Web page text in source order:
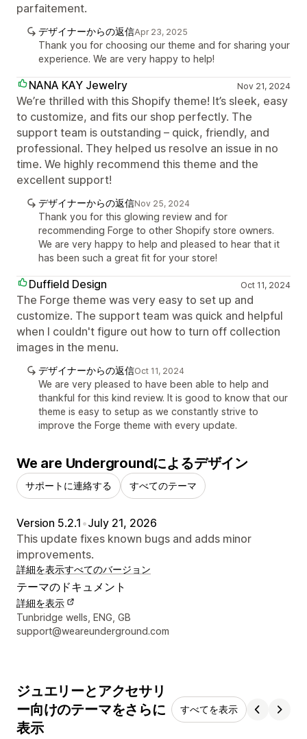
parfaitement.
デザイナーからの返信Apr 23, 2025
Thank you for choosing our theme and for sharing your
experience. We are very happy to help!
NANA KAY Jewelry Nov 21, 2024
We’re thrilled with this Shopify theme! It’s sleek, easy
to customize, and fits our shop perfectly. The
support team is outstanding – quick, friendly, and
professional. They helped us resolve an issue in no
time. We highly recommend this theme and the
excellent support!
デザイナーからの返信Nov 25, 2024
Thank you for this glowing review and for
recommending Forge to other Shopify store owners.
We are very happy to help and pleased to hear that it
has been such a great fit for your store!
Duffield Design Oct 11, 2024
The Forge theme was very easy to set up and
customize. The support team was quick and helpful
when I couldn't figure out how to turn off collection
images in the menu.
デザイナーからの返信Oct 11, 2024
We are very pleased to have been able to help and
thankful for this kind review. It is good to know that our
theme is easy to setup as we constantly strive to
improve the Forge theme with every update.
We are Undergroundによるデザイン
サポートに連絡する すべてのテーマ
Version 5.2.1 •July 21, 2026
This update fixes known bugs and adds minor
improvements.
詳細を表示すべてのバージョン
テーマのドキュメント
詳細を表示
デザイナーの連絡先情報
Tunbridge wells, ENG, GB
support@weareunderground.com
ジュエリーとアクセサリ
ー向けのテーマをさらに
表示
すべてを表示